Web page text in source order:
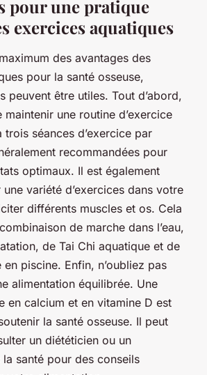
pour une pratique
exercices aquatiques
des avantages des
pour la santé osseuse,
peuvent être utiles. Tout d’abord,
maintenir une routine d’exercice
trois séances d’exercice par
recommandées pour
optimaux. Il est également
variété d’exercices dans votre
différents muscles et os. Cela
de marche dans l’eau,
de Tai Chi aquatique et de
piscine. Enfin, n’oubliez pas
alimentation équilibrée. Une
en calcium et en vitamine D est
la santé osseuse. Il peut
un diététicien ou un
santé pour des conseils